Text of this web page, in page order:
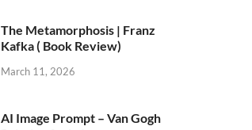
The Metamorphosis | Franz
Kafka ( Book Review)
March 11, 2026
AI Image Prompt – Van Gogh